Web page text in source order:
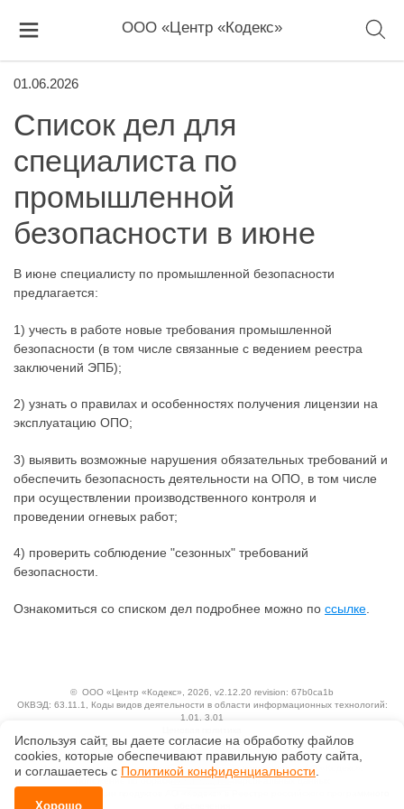
ООО «Центр «Кодекс»
01.06.2026
Список дел для
специалиста по
промышленной
безопасности в июне
В июне специалисту по промышленной безопасности
предлагается:
1) учесть в работе новые требования промышленной
безопасности (в том числе связанные с ведением реестра
заключений ЭПБ);
2) узнать о правилах и особенностях получения лицензии на
эксплуатацию ОПО;
3) выявить возможные нарушения обязательных требований и
обеспечить безопасность деятельности на ОПО, в том числе
при осуществлении производственного контроля и
проведении огневых работ;
4) проверить соблюдение "сезонных" требований
безопасности.
Ознакомиться со списком дел подробнее можно по ссылке
© ООО «Центр «Кодекс» , 2026, v2.12.20 revision: 67b0ca1b
ОКВЭД: 63.11.1, Коды видов деятельности в области информационных технологий:
1.01, 3.01
Технологии
Исключительные авторские и смежные права принадлежат АО «Кодекс».
Положение по обработке и защите персональных данных
Используя сайт, вы даете согласие на обработку файлов
сооkiеs, которые обеспечивают правильную работу сайта,
и соглашаетесь с Политикой конфиденциальности
Хорошо